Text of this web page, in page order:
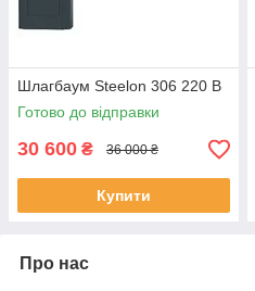
Шлагбаум Steelon 306 220 В
Готово до відправки
30 600 ₴ 36 000 ₴
Купити
Про нас